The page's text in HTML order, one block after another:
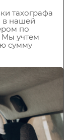
тахографа
в нашей
по
Мы учтем
сумму